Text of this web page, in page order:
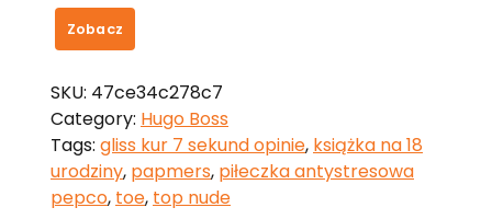
Zobacz
SKU: 47ce34c278c7
Category: Hugo Boss
Tags: gliss kur 7 sekund opinie, książka na 18
urodziny, papmers, piłeczka antystresowa
pepco, toe, top nude